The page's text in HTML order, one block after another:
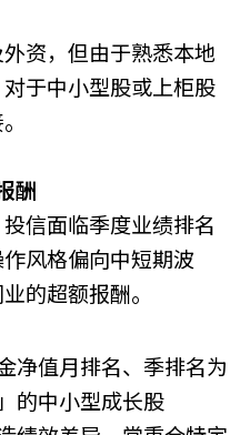
资，但由于熟悉本地
于中小型股或上柜股
酬
信面临季度业绩排名
风格偏向中短期波
的超额报酬。
净值月排名、季排名为
的中小型成长股